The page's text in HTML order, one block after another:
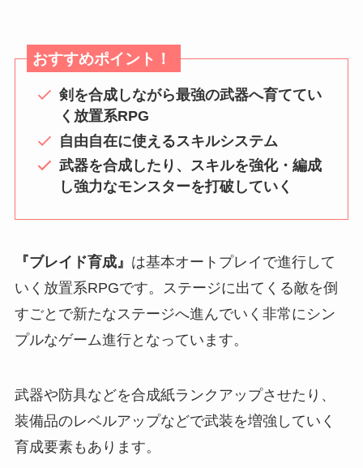
おすすめポイント！
剣を合成しながら最強の武器へ育ててい
く放置系RPG
自由自在に使えるスキルシステム
武器を合成したり、スキルを強化・編成
し強力なモンスターを打破していく
『ブレイド育成』 は基本オートプレイで進行して
いく放置系RPGです。ステージに出てくる敵を倒
すごとで新たなステージへ進んでいく非常にシン
プルなゲーム進行となっています。
武器や防具などを合成紙ランクアップさせたり、
装備品のレベルアップなどで武装を増強していく
育成要素もあります。